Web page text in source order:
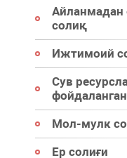
Айланмадан
солиқ
Ижтимоий
Сув
Мол-мулк
Ер солиғи